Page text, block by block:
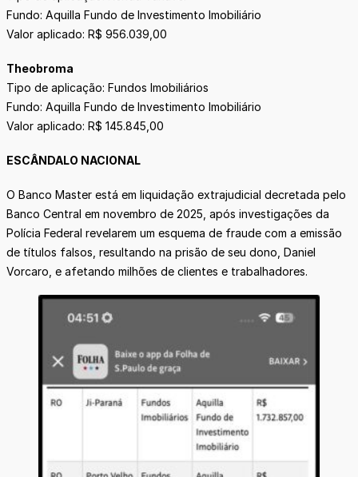
Fundo: Aquilla Fundo de Investimento Imobiliário
Valor aplicado: R$ 956.039,00
Theobroma
Tipo de aplicação: Fundos Imobiliários
Fundo: Aquilla Fundo de Investimento Imobiliário
Valor aplicado: R$ 145.845,00
ESCÂNDALO NACIONAL
O Banco Master está em liquidação extrajudicial decretada pelo
Banco Central em novembro de 2025, após investigações da
Polícia Federal revelarem um esquema de fraude com a emissão
de títulos falsos, resultando na prisão de seu dono, Daniel
Vorcaro, e afetando milhões de clientes e trabalhadores.